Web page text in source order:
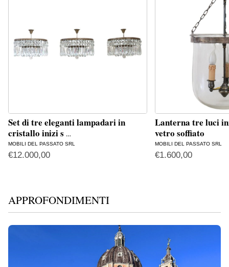
Set di tre eleganti lampadari in
cristallo inizi s …
MOBILI DEL PASSATO SRL
€12.000,00
Lanterna tre luci
vetro soffiato
MOBILI DEL PASSATO SRL
€1.600,00
APPROFONDIMENTI